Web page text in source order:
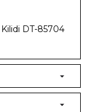
DT-85704